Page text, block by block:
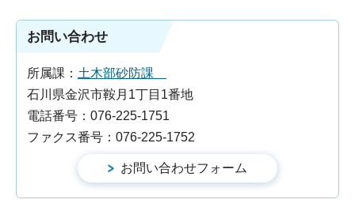
お問い合わせ
所属課： 土木部砂防課
石川県金沢市鞍月1丁目1番地
電話番号：076-225-1751
ファクス番号：076-225-1752